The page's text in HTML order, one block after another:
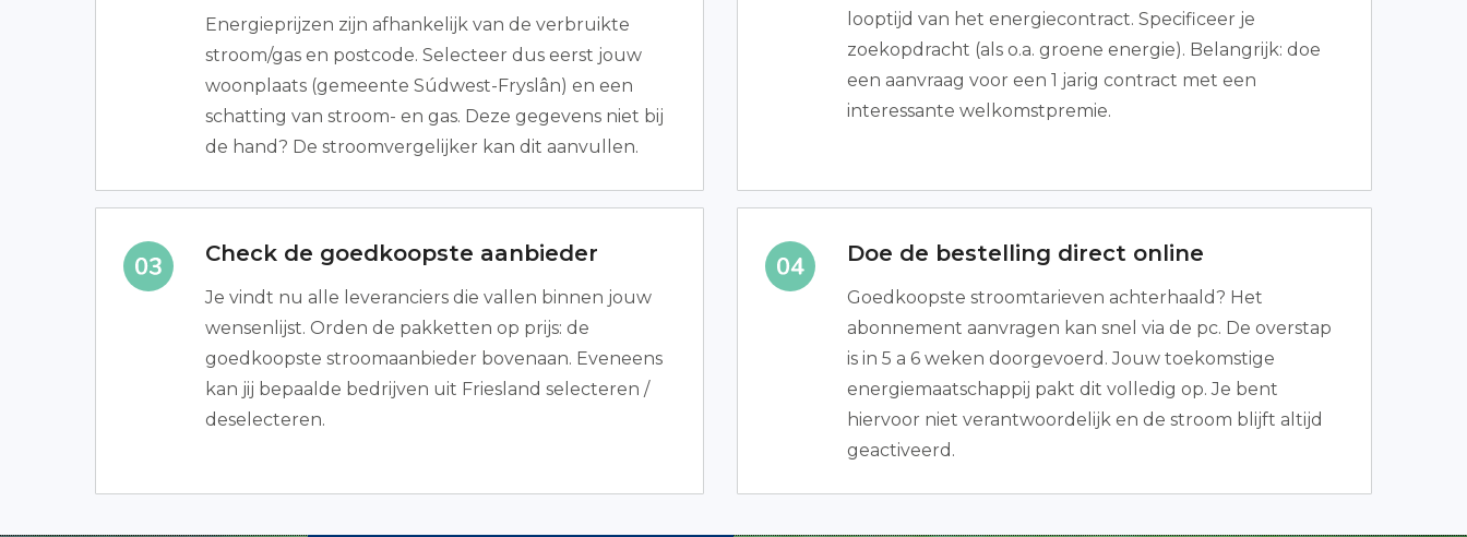
Energieprijzen zijn afhankelijk van de verbruikte
stroom/gas en postcode. Selecteer dus eerst jouw
woonplaats (gemeente Súdwest-Fryslân) en een
schatting van stroom- en gas. Deze gegevens niet bij
de hand? De stroomvergelijker kan dit aanvullen.
looptijd van het energiecontract. Specificeer je
zoekopdracht (als o.a. groene energie). Belangrijk: doe
een aanvraag voor een 1 jarig contract met een
interessante welkomstpremie.
Check de goedkoopste aanbieder
Je vindt nu alle leveranciers die vallen binnen jouw
wensenlijst. Orden de pakketten op prijs: de
goedkoopste stroomaanbieder bovenaan. Eveneens
kan jij bepaalde bedrijven uit Friesland selecteren /
deselecteren.
Doe de bestelling direct online
Goedkoopste stroomtarieven achterhaald? Het
abonnement aanvragen kan snel via de pc. De overstap
is in 5 a 6 weken doorgevoerd. Jouw toekomstige
energiemaatschappij pakt dit volledig op. Je bent
hiervoor niet verantwoordelijk en de stroom blijft altijd
geactiveerd.